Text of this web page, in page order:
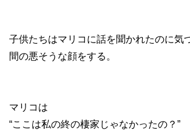
子供たちはマリコに話を聞かれたのに気
間の悪そうな顔をする。
マリコは
“ここは私の終の棲家じゃなかったの？”